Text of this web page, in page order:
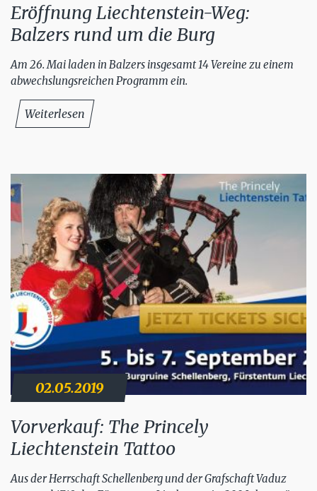
Eröffnung Liechtenstein-Weg:
Balzers rund um die Burg
Am 26. Mai laden in Balzers insgesamt 14 Vereine zu einem
abwechslungsreichen Programm ein.
Weiterlesen
02.05.2019
Vorverkauf: The Princely
Liechtenstein Tattoo
Aus der Herrschaft Schellenberg und der Grafschaft Vaduz